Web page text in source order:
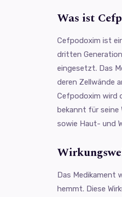
Was ist
Cefpodoxim ist
dritten
eingesetzt. Das
deren Zellwände
Cefpodoxim wird
bekannt für seine
sowie Haut- und
Das Medikament
hemmt. Diese